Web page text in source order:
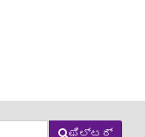
ಫಿಲ್ಟರ್